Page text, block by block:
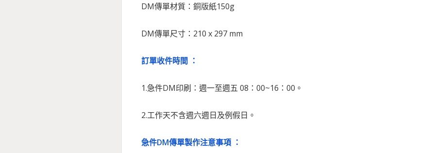
DM傳單材質：銅版紙150g
DM傳單尺寸：210 x 297 mm
訂單收件時間 ：
1.急件DM印刷：週一至週五 08：00~16：00。
2.工作天不含週六週日及例假日。
急件DM傳單製作注意事項 ：